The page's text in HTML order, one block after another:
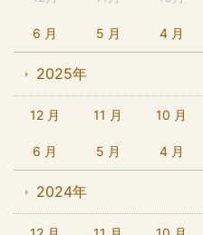
6 月 5 月 4 月
2025年
12 月 11 月 10 月
6 月 5 月 4 月
2024年